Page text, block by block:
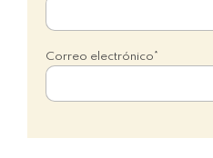
Correo electrónico*